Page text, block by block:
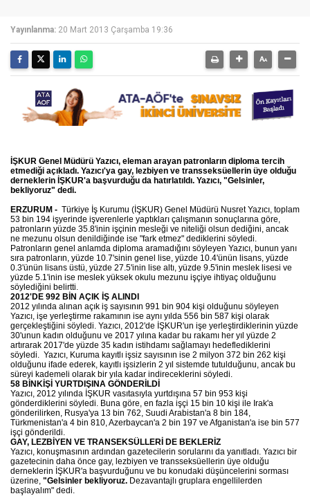
Yayınlanma: 20 Mart 2013 Çarşamba 19:36
İŞKUR Genel Müdürü Yazıcı, eleman arayan patronların diploma tercih
etmediği açıkladı. Yazıcı'ya gay, lezbiyen ve transseksüellerin üye olduğu
derneklerin İŞKUR'a başvurduğu da hatırlatıldı. Yazıcı, "Gelsinler,
bekliyoruz" dedi.
ERZURUM - Türkiye İş Kurumu (İŞKUR) Genel Müdürü Nusret Yazıcı, toplam
53 bin 194 işyerinde işverenlerle yaptıkları çalışmanın sonuçlarına göre,
patronların yüzde 35.8'inin işçinin mesleği ve niteliği olsun dediğini, ancak
ne mezunu olsun denildiğinde ise "fark etmez" dediklerini söyledi.
Patronların genel anlamda diploma aramadığını söyleyen Yazıcı, bunun yanı
sıra patronların, yüzde 10.7'sinin genel lise, yüzde 10.4'ünün lisans, yüzde
0.3'ünün lisans üstü, yüzde 27.5'inin lise altı, yüzde 9.5'inin meslek lisesi ve
yüzde 5.1'inin ise meslek yüksek okulu mezunu işçiye ihtiyaç olduğunu
söylediğini belirtti.
2012'DE 992 BİN AÇIK İŞ ALINDI
2012 yılında alınan açık iş sayısının 991 bin 904 kişi olduğunu söyleyen
Yazıcı, işe yerleştirme rakamının ise aynı yılda 556 bin 587 kişi olarak
gerçekleştiğini söyledi. Yazıcı, 2012'de İŞKUR'un işe yerleştirdiklerinin yüzde
30'unun kadın olduğunu ve 2017 yılına kadar bu rakamı her yıl yüzde 2
artırarak 2017'de yüzde 35 kadın istihdamı sağlamayı hedeflediklerini
söyledi. Yazıcı, Kuruma kayıtlı işsiz sayısının ise 2 milyon 372 bin 262 kişi
olduğunu ifade ederek, kayıtlı işsizlerin 2 yıl sistemde tutulduğunu, ancak bu
süreyi kademeli olarak bir yıla kadar indireceklerini söyledi.
58 BİNKİŞİ YURTDIŞINA GÖNDERİLDİ
Yazıcı, 2012 yılında İŞKUR vasıtasıyla yurtdışına 57 bin 953 kişi
gönderdiklerini söyledi. Buna göre, en fazla işçi 15 bin 10 kişi ile Irak'a
gönderilirken, Rusya'ya 13 bin 762, Suudi Arabistan'a 8 bin 184,
Türkmenistan'a 4 bin 810, Azerbaycan'a 2 bin 197 ve Afganistan'a ise bin 577
işçi gönderildi.
GAY, LEZBİYEN VE TRANSEKSÜLLERİ DE BEKLERİZ
Yazıcı, konuşmasının ardından gazetecilerin sorularını da yanıtladı. Yazıcı bir
gazetecinin daha önce gay, lezbiyen ve transseksüellerin üye olduğu
derneklerin İŞKUR'a başvurduğunu ve bu konudaki düşüncelerini sorması
üzerine, "Gelsinler bekliyoruz. Dezavantajlı gruplara engellilerden
başlayalım" dedi.